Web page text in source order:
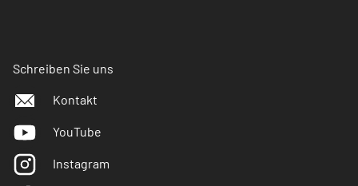
Schreiben Sie uns
Kontakt
YouTube
Instagram